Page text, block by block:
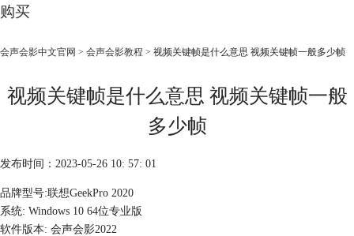
购买
会声会影中文官网 > 会声会影教程 > 视频关键帧是什么意思 视频关键帧一般多少帧
视频关键帧是什么意思 视频关键帧一般
多少帧
发布时间：2023-05-26 10: 57: 01
品牌型号:联想GeekPro 2020
系统: Windows 10 64位专业版
软件版本: 会声会影2022